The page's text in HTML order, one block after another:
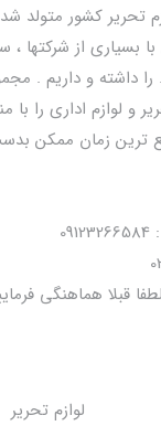
تحریر کشور متولد
بسیاری از شرکتها ،
داشته و داریم .
و لوازم اداری را
ترین زمان ممکن
قبلا هماهنگی
لوازم تحریر